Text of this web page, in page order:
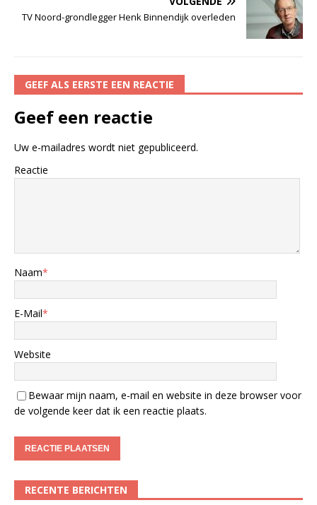
TV Noord-grondlegger Henk Binnendijk overleden
GEEF ALS EERSTE EEN REACTIE
Geef een reactie
Uw e-mailadres wordt niet gepubliceerd.
Reactie
Naam*
E-Mail*
Website
Bewaar mijn naam, e-mail en website in deze browser voor
de volgende keer dat ik een reactie plaats.
RECENTE BERICHTEN